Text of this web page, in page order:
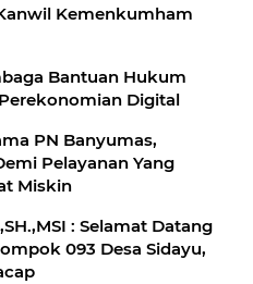
Kemenkumham
Bantuan Hukum
Digital
PN Banyumas,
Pelayanan Yang
Miskin
: Selamat Datang
093 Desa Sidayu,